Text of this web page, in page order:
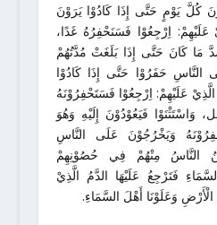
كُلَّ يَوْمٍ حَتَّى إِذَا كَادُوْا يَرَوْنَ
اِرْجِعُوْا فَسَنَحْفِرُهُ غَدًا،
أَشَدَّ مَا كَانَ حَتَّى إِذَا بَلَغَتْ مُدَّتُهُمْ
النَّاسِ حَفَرُوْا حَتَّى إِذَا كَادُوْا
عَلَيْهِمْ: اِرْجِعُوْا فَسَتَحْفِرُوْنَهُ
وَاسْتَثْنَوْا فَيَعُوْدُوْنَ إِلَيْهِ وَهُوَ
وَيَخْرُجُوْنَ عَلَى النَّاسِ
النَّاسُ مِنْهُمْ فِي حُصُوْنِهِمْ
فَتَرْجِعُ عَلَيْهَا الدَّمُ الَّذِيْ
وَعَلَوْنَا أَهْلَ السَّمَاءِ.